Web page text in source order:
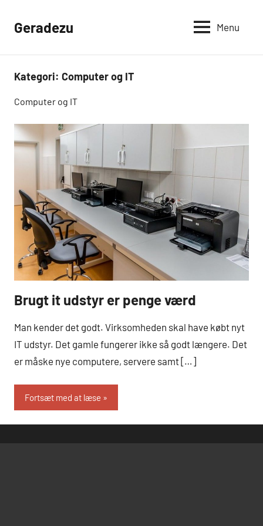
Geradezu Menu
Kategori: Computer og IT
Computer og IT
Computer
Brugt it udstyr er penge værd
Man kender det godt. Virksomheden skal have købt nyt
IT udstyr. Det gamle fungerer ikke så godt længere. Det
er måske nye computere, servere samt […]
Fortsæt med at læse